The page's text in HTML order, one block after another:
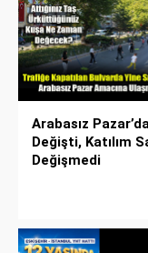
Arabasız
Değişti, Katılım
Değişmedi